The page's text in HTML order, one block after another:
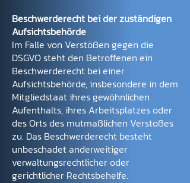
Beschwerderecht bei der zuständigen
Aufsichtsbehörde
Im Falle von Verstößen gegen die
DSGVO steht den Betroffenen ein
Beschwerderecht bei einer
Aufsichtsbehörde, insbesondere in dem
Mitgliedstaat ihres gewöhnlichen
Aufenthalts, ihres Arbeitsplatzes oder
des Orts des mutmaßlichen Verstoßes
zu. Das Beschwerderecht besteht
unbeschadet anderweitiger
verwaltungsrechtlicher oder
gerichtlicher Rechtsbehelfe.